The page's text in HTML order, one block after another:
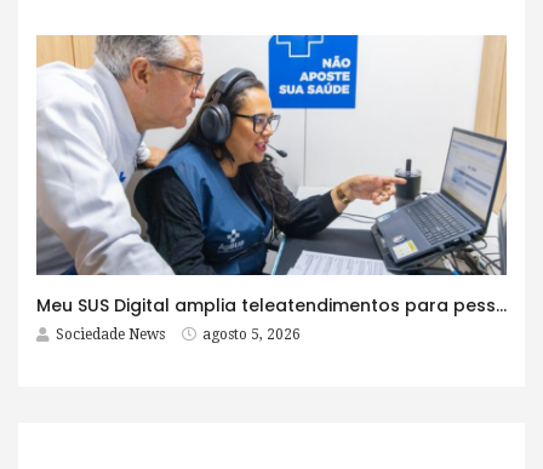
Meu SUS Digital amplia teleatendimentos para pessoas com problemas com jogos e apostas
Sociedade News agosto 5, 2026